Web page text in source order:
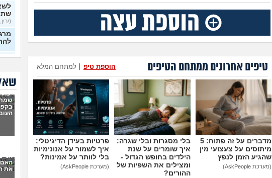
טיפים אחרונים ממתחם הטיפים למתחם המלא הוספת טיפ
מדברים על זה פתוח: 5
מיתוסים על צעצועי מין
שהגיע הזמן לנפץ
(מערכת AskPeople)
בלי מסגרות ובלי שגרה:
איך שומרים על שנת
הילדים בחופש הגדול -
ומצילים את השפיות של
ההורים?
פרטיות בעידן הדיגיטלי:
איך לשמור על אנונימיות
בלי לוותר על אמינות?
(מערכת AskPeople)
(ירין,
20)
אני
את